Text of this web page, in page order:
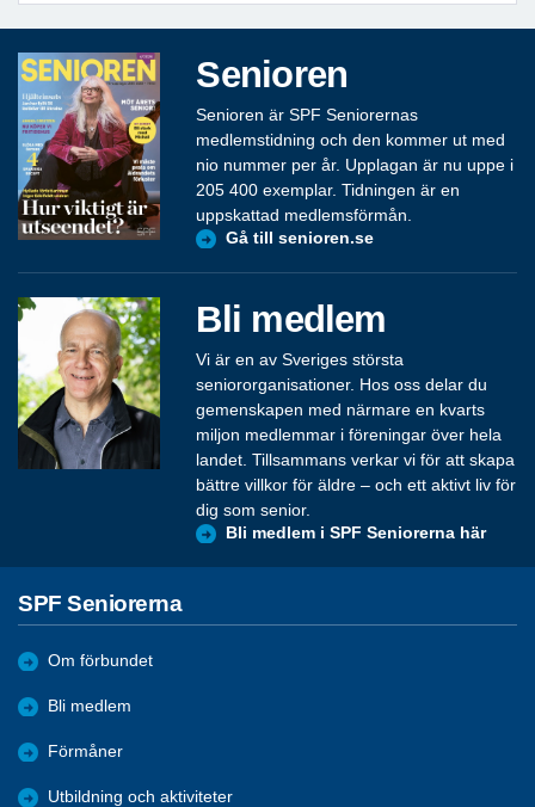
Senioren
Senioren är SPF Seniorernas
medlemstidning och den kommer ut med
nio nummer per år. Upplagan är nu uppe i
205 400 exemplar. Tidningen är en
uppskattad medlemsförmån.
Gå till senioren.se
Bli medlem
Vi är en av Sveriges största
seniororganisationer. Hos oss delar du
gemenskapen med närmare en kvarts
miljon medlemmar i föreningar över hela
landet. Tillsammans verkar vi för att skapa
bättre villkor för äldre – och ett aktivt liv för
dig som senior.
Bli medlem i SPF Seniorerna här
SPF Seniorerna
Om förbundet
Bli medlem
Förmåner
Utbildning och aktiviteter